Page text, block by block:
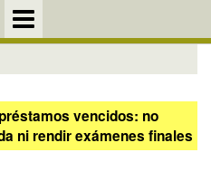
vencidos: no
ni rendir exámenes finales